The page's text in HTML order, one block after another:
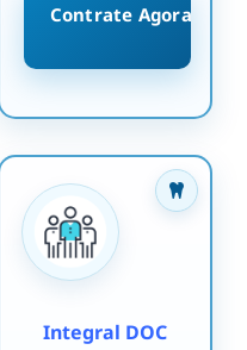
Contrate Agora
Integral DOC